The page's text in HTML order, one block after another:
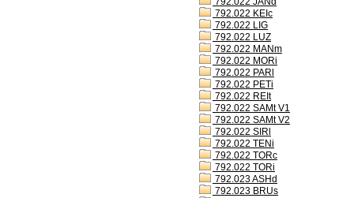
792.022 KEIc
792.022 LIG
792.022 LUZ
792.022 MANm
792.022 MORi
792.022 PARl
792.022 PETi
792.022 REIt
792.022 SAMt V1
792.022 SAMt V2
792.022 SIRl
792.022 TENi
792.022 TORc
792.022 TORi
792.023 ASHd
792.023 BRUs